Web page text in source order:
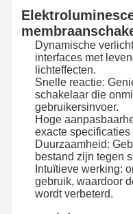
Fabriekstocht
Role
Vraag Een
Offerte
Dynamische
interfaces met
lichteffecten.
Snelle reactie:
schakelaar die
gebruikersinvoer.
Hoge
exacte
Duurzaamheid:
bestand zijn tegen
Intuïtieve werking:
gebruik, waardoor
wordt verbeterd.